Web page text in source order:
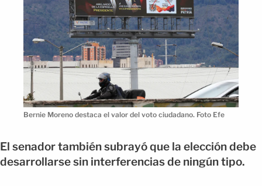
Bernie Moreno destaca el valor del voto ciudadano. Foto Efe
El senador también subrayó que la elección debe
desarrollarse sin interferencias de ningún tipo.